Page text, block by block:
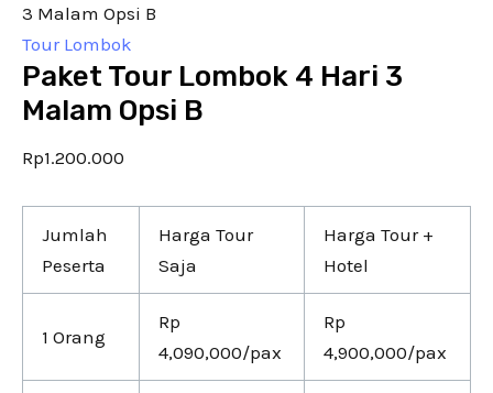
3 Malam Opsi B
Tour Lombok
Paket Tour Lombok 4 Hari 3
Malam Opsi B
Rp1.200.000
Jumlah
Peserta
Harga Tour
Saja
Harga Tour +
Hotel
1 Orang
Rp
4,090,000/pax
Rp
4,900,000/pax
Opsi